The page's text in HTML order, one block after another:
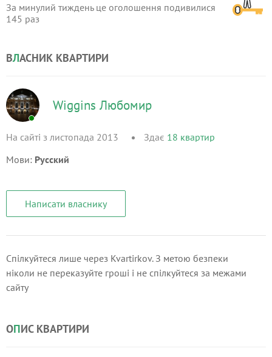
За минулий тиждень це оголошення подивилися
145 раз
ВЛАСНИК КВАРТИРИ
Wiggins Любомир
На сайті з листопада 2013 Здає 18 квартир
Мови: Русский
Написати власнику
Спілкуйтеся лише через Kvartirkov. З метою безпеки
ніколи не переказуйте гроші і не спілкуйтеся за межами
сайту
ОПИС КВАРТИРИ